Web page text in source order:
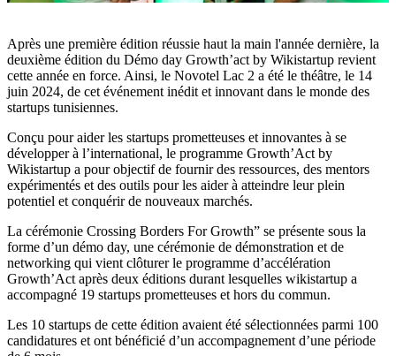
Après une première édition réussie haut la main l'année dernière, la
deuxième édition du Démo day Growth’act by Wikistartup revient
cette année en force. Ainsi, le Novotel Lac 2 a été le théâtre, le 14
juin 2024, de cet événement inédit et innovant dans le monde des
startups tunisiennes.
Conçu pour aider les startups prometteuses et innovantes à se
développer à l’international, le programme Growth’Act by
Wikistartup a pour objectif de fournir des ressources, des mentors
expérimentés et des outils pour les aider à atteindre leur plein
potentiel et conquérir de nouveaux marchés.
La cérémonie Crossing Borders For Growth” se présente sous la
forme d’un démo day, une cérémonie de démonstration et de
networking qui vient clôturer le programme d’accélération
Growth’Act après deux éditions durant lesquelles wikistartup a
accompagné 19 startups prometteuses et hors du commun.
Les 10 startups de cette édition avaient été sélectionnées parmi 100
candidatures et ont bénéficié d’un accompagnement d’une période